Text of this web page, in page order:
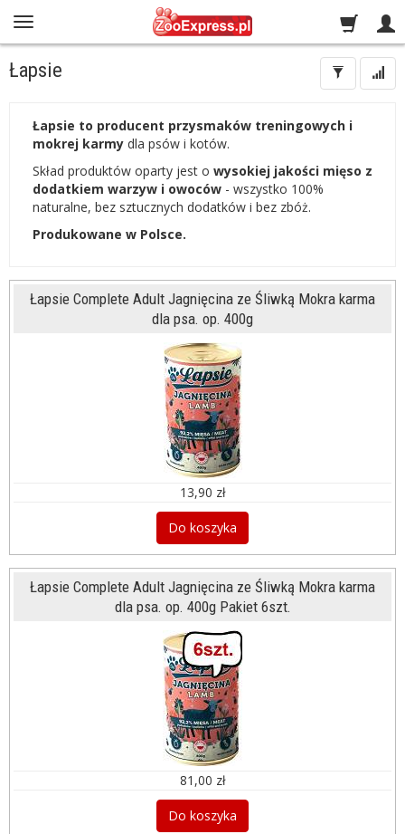
Łapsie
Łapsie to producent przysmaków treningowych i
mokrej karmy dla psów i kotów.
Skład produktów oparty jest o wysokiej jakości mięso z
dodatkiem warzyw i owoców - wszystko 100%
naturalne, bez sztucznych dodatków i bez zbóż.
Produkowane w Polsce.
Łapsie Complete Adult Jagnięcina ze Śliwką Mokra karma
dla psa. op. 400g
13,90 zł
Do koszyka
Łapsie Complete Adult Jagnięcina ze Śliwką Mokra karma
dla psa. op. 400g Pakiet 6szt.
81,00 zł
Do koszyka